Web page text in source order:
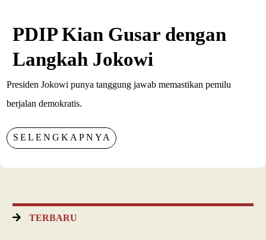
PDIP Kian Gusar dengan
Langkah Jokowi
Presiden Jokowi punya tanggung jawab memastikan pemilu
berjalan demokratis.
SELENGKAPNYA
TERBARU